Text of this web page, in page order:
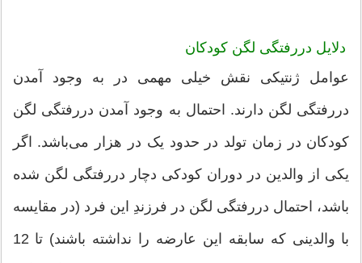
دلایل دررفتگی لگن کودکان
عوامل ژنتیکی نقش خیلی مهمی در به وجود آمدن
دررفتگی لگن دارند. احتمال به وجود آمدن دررفتگی لگن
کودکان در زمان تولد در حدود یک در هزار می‌باشد. اگر
یکی از والدین در دوران کودکی دچار دررفتگی لگن شده
باشد، احتمال دررفتگی لگن در فرزندِ این فرد (در مقایسه
با والدینی که سابقه این عارضه را نداشته باشند) تا 12